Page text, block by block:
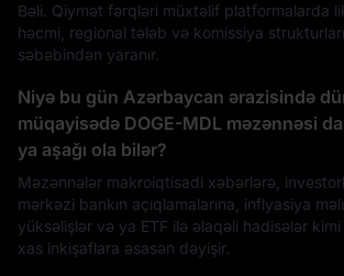
Bəli. Qiymət fərqləri müxtəlif platformalarda
həcmi, regional tələb və komissiya
səbəbindən yaranır.
Niyə bu gün Azərbaycan ərazisində
müqayisədə DOGE-MDL məzənnəsi
ya aşağı ola bilər?
Məzənnələr makroiqtisadi xəbərlərə,
mərkəzi bankın açıqlamalarına, inflyasiya
yüksəlişlər və ya ETF ilə əlaqəli hadisələr
xas inkişaflara əsasən dəyişir.